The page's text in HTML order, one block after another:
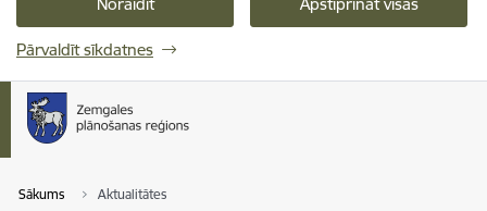
Pārvaldīt sīkdatnes
Sākums Aktualitātes